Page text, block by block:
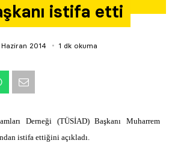
istifa etti
2014 1 dk okuma
Derneği (TÜSİAD) Başkanı Muharrem
istifa ettiğini açıkladı.